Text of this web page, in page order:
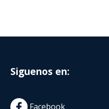
Siguenos en: